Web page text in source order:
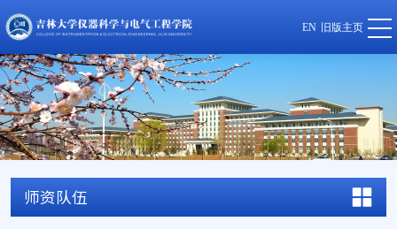
EN 旧版主页
师资队伍